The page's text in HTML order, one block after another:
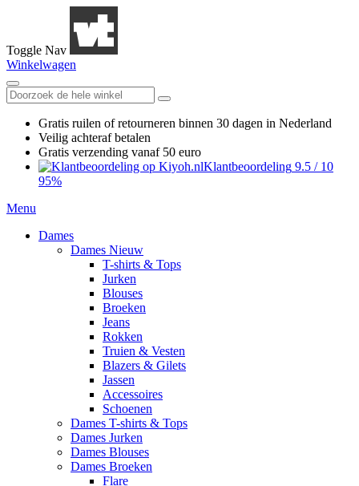
Toggle Nav
Winkelwagen
Gratis ruilen of retourneren binnen 30 dagen in Nederland
Veilig achteraf betalen
Gratis verzending vanaf 50 euro
Klantbeoordeling 9.5 / 10
95%
Menu
Dames
Dames Nieuw
T-shirts & Tops
Jurken
Blouses
Broeken
Jeans
Rokken
Truien & Vesten
Blazers & Gilets
Jassen
Accessoires
Schoenen
Dames T-shirts & Tops
Dames Jurken
Dames Blouses
Dames Broeken
Flare